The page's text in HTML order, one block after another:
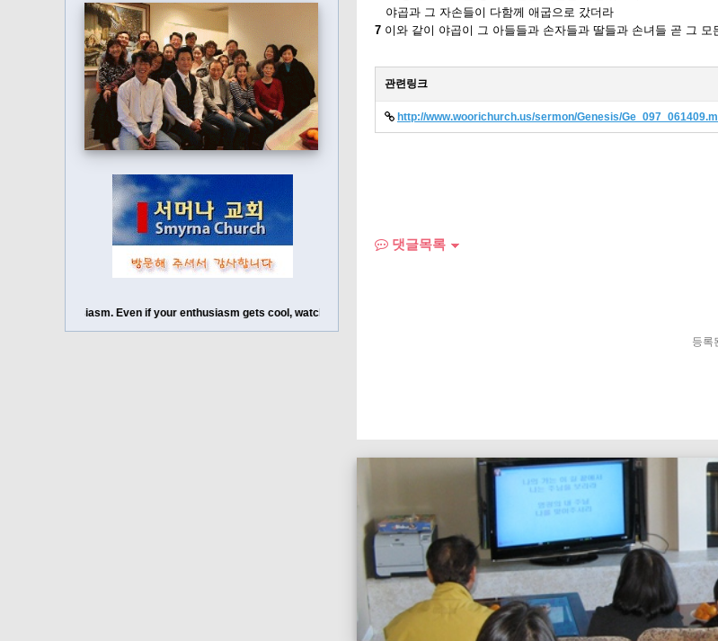
야곱과 그 자손들이 다함께 애굽으로 갔더라
7 이와 같이 야곱이 그 아들들과 손자들과 딸들과 손녀들 곧 그
관련링크
http://www.woorichurch.us/sermon/Genesis/
댓글목록
등록
your enthusiasm. Even if your enthusiasm gets cool, watch out for your enthusiasm. Christians are not good people, but the faithful people.